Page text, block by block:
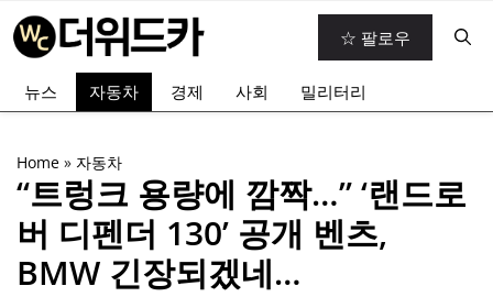
텐
☆ 팔로우
뉴스 자동차 경제 사회 밀리터리
Home » 자동차
“트렁크 용량에 깜짝…” ‘랜드로
버 디펜더 130’ 공개 벤츠,
BMW 긴장되겠네…